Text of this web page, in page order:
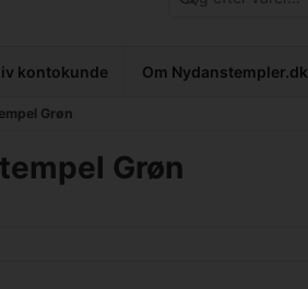
kontokunde Om Nydanstempler.dk
Grøn
Grøn